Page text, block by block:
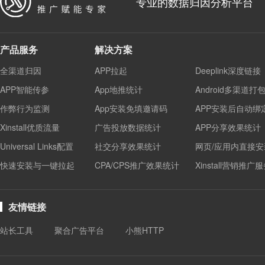
产品服务
全渠道归因
APP智能传参
作弊行为监测
Xinstall优质流量
Universal Links配置
快速安装与一键拉起
解决方案
APP拉起
Deeplink深度链接
App地推统计
Android多渠道打包
App安装免填邀请码
APP安装后自动绑
广告投放数据统计
APP分享效果统计
社交分享效果统计
网页/应用内直接
CPA/CPS推广效果统计
Xinstall营销推广
友情链接
站长工具 聚合广告平台 小熊HTTP